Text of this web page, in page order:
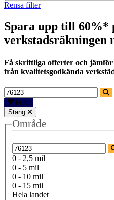
Rensa filter
Spara upp till 60%*
verkstadsräkningen
Få skriftliga offerter och jämför
från kvalitetsgodkända
Filter
Stäng
Område
0 - 2,5 mil
0 - 5 mil
0 - 10 mil
0 - 15 mil
Hela landet